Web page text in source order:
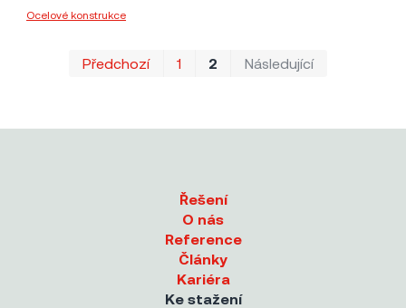
Ocelové konstrukce
Předchozí 1 2 Následující
Řešení
O nás
Reference
Články
Kariéra
Ke stažení